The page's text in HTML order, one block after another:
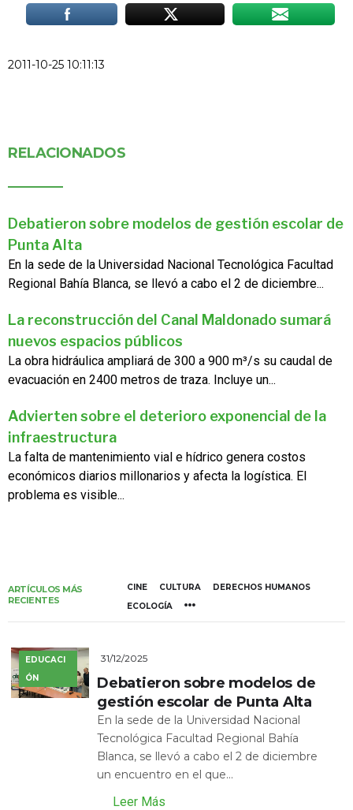
2011-10-25 10:11:13
RELACIONADOS
Debatieron sobre modelos de gestión escolar de
Punta Alta
En la sede de la Universidad Nacional Tecnológica Facultad
Regional Bahía Blanca, se llevó a cabo el 2 de diciembre...
La reconstrucción del Canal Maldonado sumará
nuevos espacios públicos
La obra hidráulica ampliará de 300 a 900 m³/s su caudal de
evacuación en 2400 metros de traza. Incluye un...
Advierten sobre el deterioro exponencial de la
infraestructura
La falta de mantenimiento vial e hídrico genera costos
económicos diarios millonarios y afecta la logística. El
problema es visible...
ARTÍCULOS MÁS
RECIENTES
CINE CULTURA
DERECHOS HUMANOS
ECOLOGÍA
EDUCACI
ÓN
31/12/2025
Debatieron sobre modelos de
gestión escolar de Punta Alta
En la sede de la Universidad Nacional
Tecnológica Facultad Regional Bahía
Blanca, se llevó a cabo el 2 de diciembre
un encuentro en el que...
Leer Más